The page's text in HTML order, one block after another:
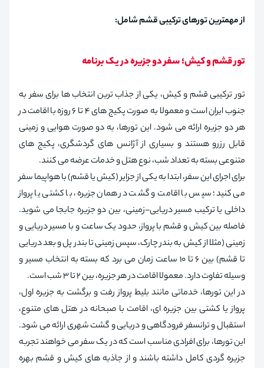
از مهمترین تورهای ترکیبی قشم شامل:
تور قشم و کیش؛ سفر دو جزیره در یک برنامه
تور ترکیبی قشم و کیش، یکی از جذاب ترین انتخاب ها برای سفر به
جنوب ایران است و معمولا به صورت پکیج های ۴ تا ۶ روزه با اقامت در
هر دو جزیره ارائه می شود. این تورها، به دو صورت هوایی و زمینی
قابل رزرو هستند و بسیاری از آژانس های گردشگری، پکیج‌ های
متنوعی بسته به تعداد شب، نوع هتل و خدمات عرضه می کنند.
برای اجرای این سفر، ابتدا به یکی از جزایر (کیش یا قشم) با هواپیما سفر
می کنید؛ سپس با اقامت و گشت در همان جزیره، با کشتی یا پرواز
داخلی یا ترکیب مسیر دریایی-زمینی، بین دو جزیره جابجا می شوید.
فاصله بین کیش و قشم با پرواز، حدود یک ساعت و با مسیر دریایی و
زمینی (مثلا از کیش به بندر چارک، سپس زمینی تا بندر پل و بعد دریایی
تا قشم) بین ۶ تا ۱۰ ساعت زمان می برد که بسته به انتخاب مسیر و
وسیله تفاوت دارد. معمولا اقامت در هر جزیره، بین ۲ تا ۳ شب است.
در این تورها، خدماتی مانند بلیط پرواز رفت و برگشت به جزیره اول،
پرواز یا کشتی بین جزیره ای، اقامت با صبحانه در هتل های متنوع،
استقبال و ترانسفر فرودگاهی و دریایی و گشت شهری ارائه می شود.
این تورها، برای افرادی مناسب است که در یک سفر می خواهند تجربه
جزیره گردی کامل داشته باشند و از جاذبه های کیش و قشم بهره